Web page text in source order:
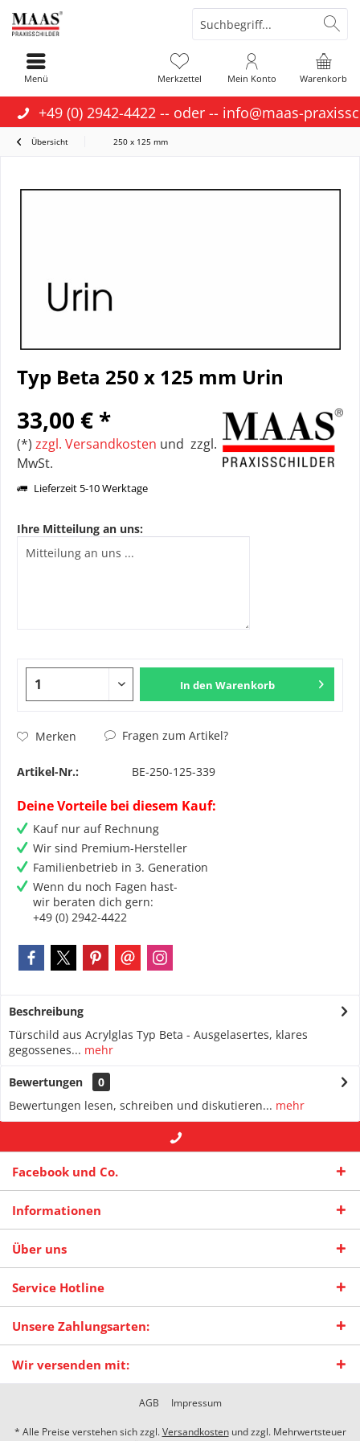
+49 (0) 2942-4422 -- oder -- info@maas-
Warenkorb
Merkzettel Mein Konto
Menü
Übersicht 250 x 125 mm
Typ Beta 250 x 125 mm Urin
33,00 € *
(*) zzgl. Versandkosten und zzgl.
MwSt.
Lieferzeit 5-10 Werktage
Ihre Mitteilung an uns:
In den Warenkorb
Merken Fragen zum Artikel?
Artikel-Nr.: BE-250-125-339
Deine Vorteile bei diesem Kauf:
Kauf nur auf Rechnung
Wir sind Premium-Hersteller
Familienbetrieb in 3. Generation
Wenn du noch Fagen hast-
wir beraten dich gern:
+49 (0) 2942-4422
Beschreibung
Türschild aus Acrylglas Typ Beta - Ausgelasertes, klares
gegossenes... mehr
Bewertungen
0
Bewertungen lesen, schreiben und diskutieren... mehr
Facebook und Co.
Informationen
Über uns
Service Hotline
Unsere Zahlungsarten:
Wir versenden mit:
AGB Impressum
* Alle Preise verstehen sich zzgl.Versandkostenund zzgl. Mehrwertsteuer